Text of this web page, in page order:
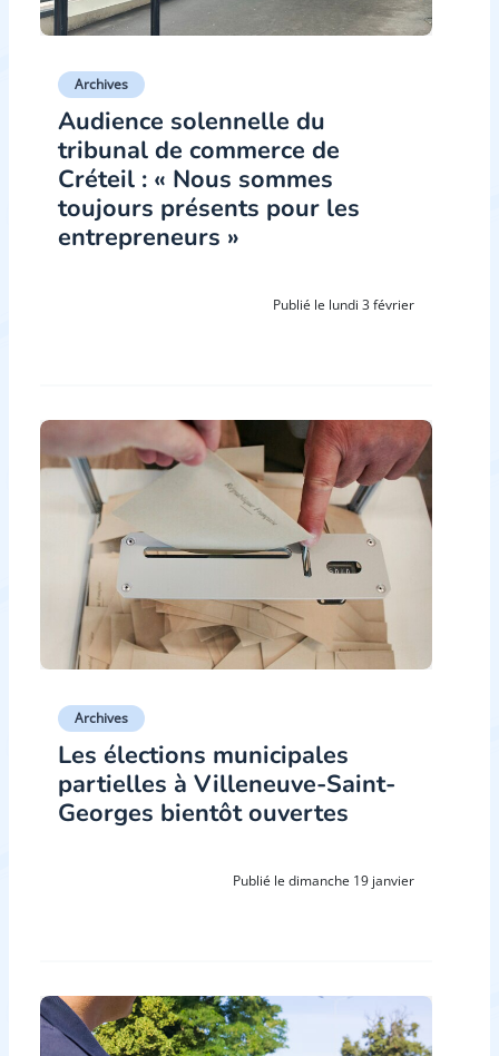
Archives
Audience solennelle du
tribunal de commerce de
Créteil : « Nous sommes
toujours présents pour les
entrepreneurs »
Publié le lundi 3 février
Archives
Les élections municipales
partielles à Villeneuve-Saint-
Georges bientôt ouvertes
Publié le dimanche 19 janvier